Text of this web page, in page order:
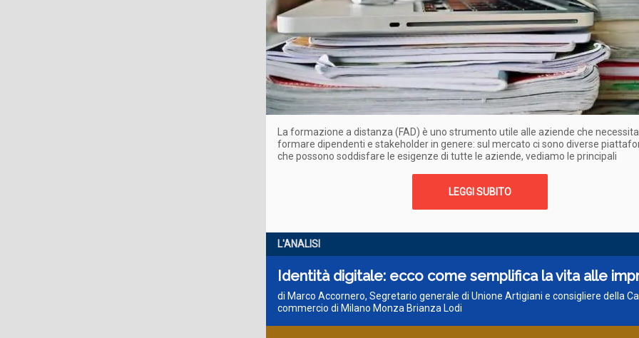
La formazione a distanza (FAD) è uno strumento utile alle aziende che
formare dipendenti e stakeholder in genere: sul mercato ci sono diverse
che possono soddisfare le esigenze di tutte le aziende, vediamo le principali
LEGGI SUBITO
L'ANALISI
Identità digitale: ecco come semplifica la vita alle
di Marco Accornero, Segretario generale di Unione Artigiani e consigliere della
commercio di Milano Monza Brianza Lodi